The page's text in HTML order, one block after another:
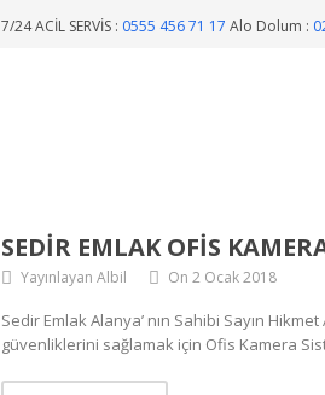
7/24 ACİL SERVİS : 0555 456 71 17 Alo Dolum :
SEDIR EMLAK OFIS
Yayınlayan Albil On 2 Ocak 2018
Sedir Emlak Alanya’ nın Sahibi Sayın
güvenliklerini sağlamak için Ofis Kamera